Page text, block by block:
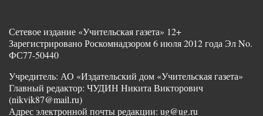
Сетевое издание «Учительская газета» 12+
Зарегистрировано Роскомнадзором 6 июля 2012 года Эл No.
ФС77-50440
Учредитель: АО «Издательский дом «Учительская газета»
Главный редактор: ЧУДИН Никита Викторович
(nikvik87@mail.ru)
Адрес электронной почты редакции: ug@ug.ru